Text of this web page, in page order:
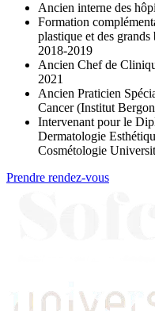
Ancien interne des
Formation
plastique et des
2018-2019
Ancien Chef de
2021
Ancien Praticien
Cancer (Institut
Intervenant pour le
Dermatologie
Cosmétologie
Prendre rendez-vous